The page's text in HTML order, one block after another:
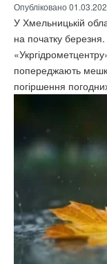
Опубліковано
У Хмельницькій
на початку
попереджають
погіршення